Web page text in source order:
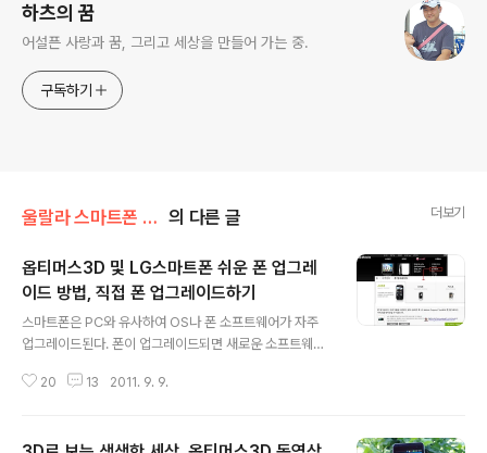
하츠의 꿈
어설픈 사랑과 꿈, 그리고 세상을 만들어 가는 중.
구독하기
울랄라 스마트폰 리뷰 의 다른 글 더보기
옵티머스3D 및 LG스마트폰 쉬운 폰 업그레
이드 방법, 직접 폰 업그레이드하기
스마트폰은 PC와 유사하여 OS나 폰 소프트웨어가 자주
업그레이드된다. 폰이 업그레이드되면 새로운 소프트웨어
다. 이런 것에 관심이 있는 분들은 자주 업그레이드를 할 것
20 13 2011. 9. 9.